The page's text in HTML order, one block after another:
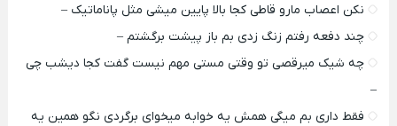
نکن اعصاب مارو قاطی کجا بالا پایین میشی مثل پاناماتیک –
چند دفعه رفتم زنگ زدی بم باز پیشت برگشتم –
چه شیک میرقصی تو وقتی مستی مهم نیست گفت کجا دیشب چی
–
فقط داری بم میگی همش یه خوابه میخوای برگردی نگو همین یه